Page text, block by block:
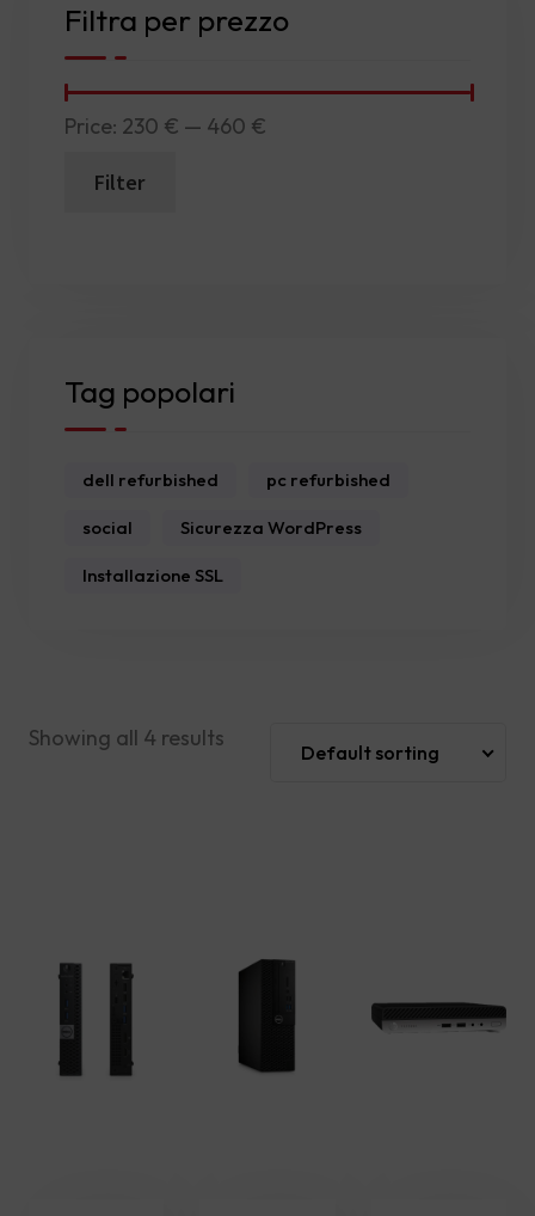
Filtra per prezzo
Filter
Price: 230 € — 460 €
Tag popolari
dell refurbished pc refurbished
social Sicurezza WordPress
Installazione SSL
Showing all 4 results
Default sorting